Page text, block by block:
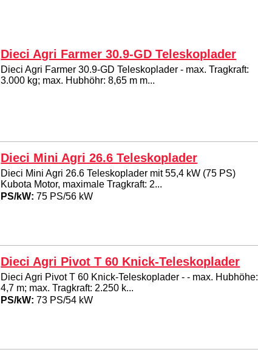
Dieci Agri Farmer 30.9-GD Teleskoplader
Dieci Agri Farmer 30.9-GD Teleskoplader - max. Tragkraft:
3.000 kg; max. Hubhöhr: 8,65 m m...
Dieci Mini Agri 26.6 Teleskoplader
Dieci Mini Agri 26.6 Teleskoplader mit 55,4 kW (75 PS)
Kubota Motor, maximale Tragkraft: 2...
PS/kW: 75 PS/56 kW
Dieci Agri Pivot T 60 Knick-Teleskoplader
Dieci Agri Pivot T 60 Knick-Teleskoplader - - max. Hubhöhe:
4,7 m; max. Tragkraft: 2.250 k...
PS/kW: 73 PS/54 kW